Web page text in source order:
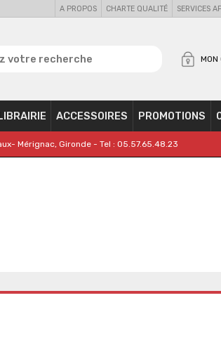
A PROPOS CHARTE QUALITÉ SERVICES
MON
ACCESSOIRES PROMOTIONS
Mérignac, Gironde - Tel : 05.57.65.48.23